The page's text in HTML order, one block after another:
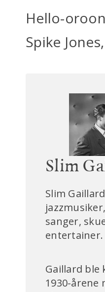
Hello-
Spike
Slim
Slim
jazzmusiker,
sanger,
entertainer.
Gaillard ble
1930-årene